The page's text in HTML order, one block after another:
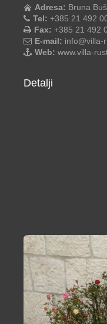
Adresa: Bruna
Tel: +385 21 492
Fax: +385 21 492
E-mail: info@villa-
Web: www.villa-
Detalji